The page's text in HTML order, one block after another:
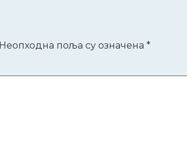
Неопходна поља су означена *